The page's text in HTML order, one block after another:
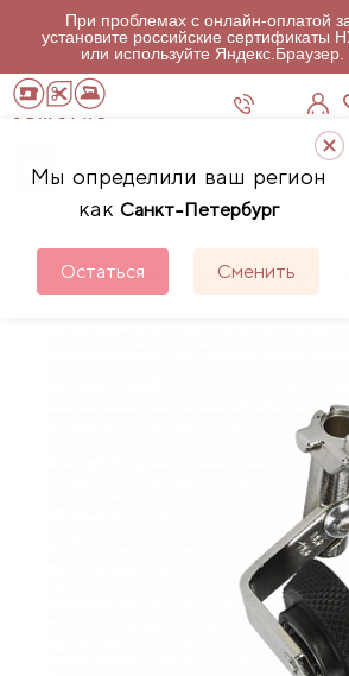
При проблемах с онлайн-оплатой
установите российские
или используйте Яндекс.Браузер.
Мы определили ваш регион
как Санкт-Петербург
Остаться Сменить
Аксессуары для
Роликовая лапка